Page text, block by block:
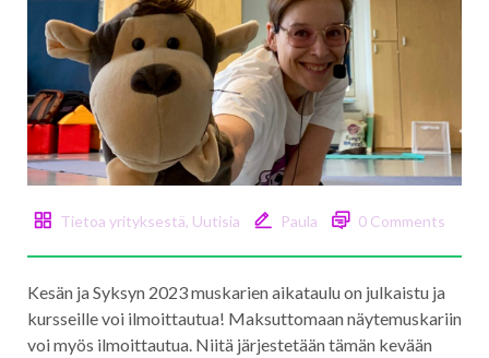
Tietoa yrityksestä, Uutisia Paula 0 Comments
Kesän ja Syksyn 2023 muskarien aikataulu on julkaistu ja
kursseille voi ilmoittautua! Maksuttomaan näytemuskariin
voi myös ilmoittautua. Niitä järjestetään tämän kevään